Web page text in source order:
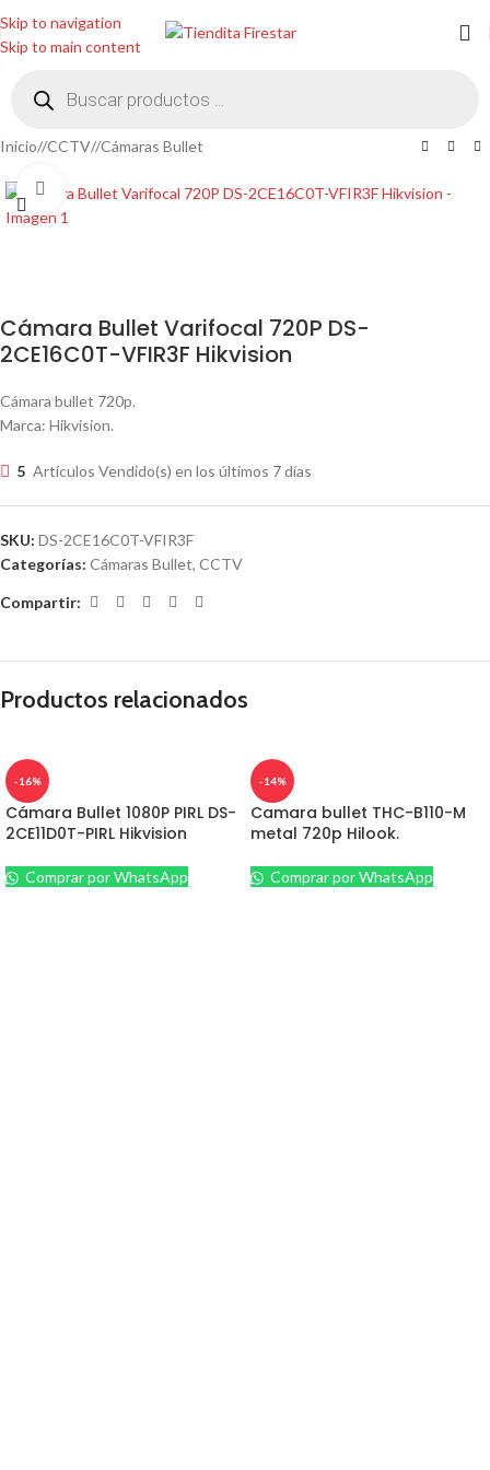
Skip to navigation
Skip to main content
Inicio/ CCTV/ Cámaras Bullet
Clic para ampliar
Cámara Bullet Varifocal 720P DS-
2CE16C0T-VFIR3F Hikvision
Cámara bullet 720p.
Marca: Hikvision.
5 Artículos Vendido(s) en los últimos 7 días
SKU: DS-2CE16C0T-VFIR3F
Categorías: Cámaras Bullet, CCTV
Compartir:
Productos relacionados
-16%
Cámara Bullet 1080P PIRL DS-
2CE11D0T-PIRL Hikvision
Comprar por WhatsApp
-14%
Camara bullet THC-B110-M
metal 720p Hilook.
Comprar por WhatsApp